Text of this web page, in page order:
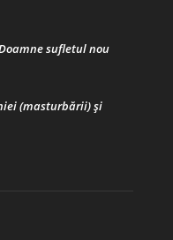
sufletul nou
(masturbării) şi